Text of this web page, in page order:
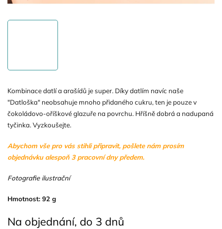
Na objednání, do 3 dnů
Kombinace datlí a arašídů je super. Díky datlím navíc naše
"Datloška" neobsahuje mnoho přidaného cukru, ten je pouze v
čokoládovo-oříškové glazuře na povrchu. Hříšně dobrá a nadupaná
tyčinka. Vyzkoušejte.
Abychom vše pro vás stihli připravit, pošlete nám prosím
objednávku alespoň 3 pracovní dny předem.
Fotografie ilustrační
Hmotnost: 92 g